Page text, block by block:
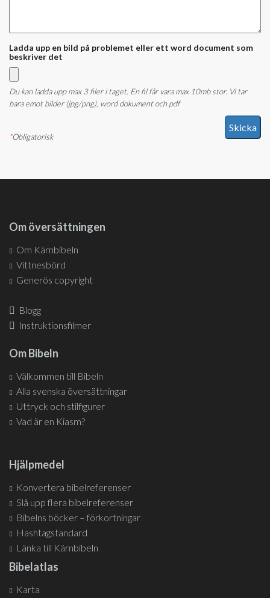
Ladda upp en bild på problemet eller ett word document som
beskriver det
Du kan ladda upp max 3 filer i taget. En fil får vara max 10mb stor. Vi tar
bara emot bilder (jpg/png), word dokument och pdf
*Obligatorisk
Om översättningen
Om Kärnbibeln
Vittnesbörd
Generös copyright
Blogg
Instruktionsfilmer
Om Bibeln
Välkommen till Bibeln
Alla svenska översättningar
Uttryck och stilfigurer
Vad är en Kiasm?
Hjälpmedel
Konvertera bibelreferenser
Slå upp flera bibelreferenser
Bibelns böcker – förkortningar
Hashtagstandard
Länka till Kärnbibeln
Bibelatlas
Karta